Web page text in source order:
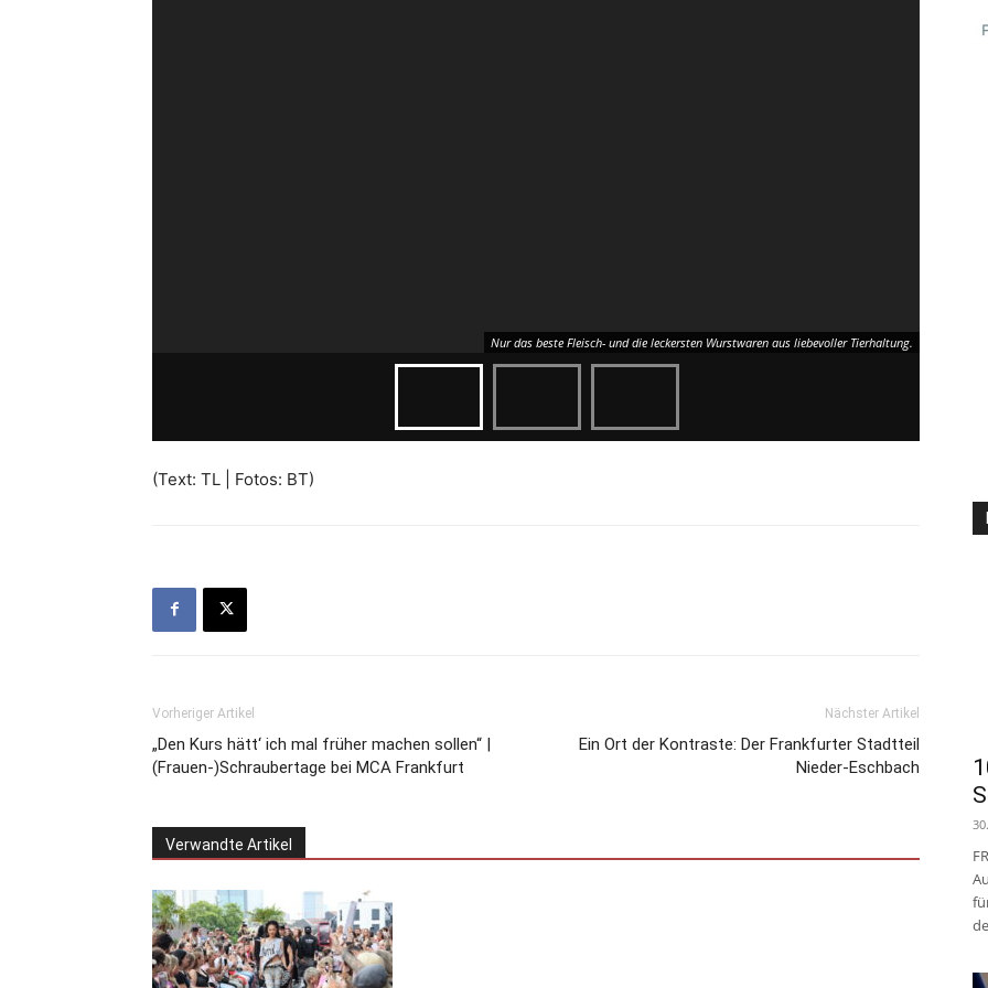
Nur das beste Fleisch- und die leckersten Wurstwaren aus liebevoller Tierhaltung.
(Text: TL | Fotos: BT)
Vorheriger Artikel
„Den Kurs hätt‘ ich mal früher machen sollen“ |
(Frauen-)Schraubertage bei MCA Frankfurt
Nächster Artikel
Ein Ort der Kontraste: Der Frankfurter Stadtteil
Nieder-Eschbach
Verwandte Artikel